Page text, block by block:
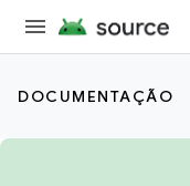
DOCUMENTAÇÃO